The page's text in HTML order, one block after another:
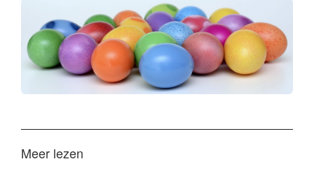
Meer lezen